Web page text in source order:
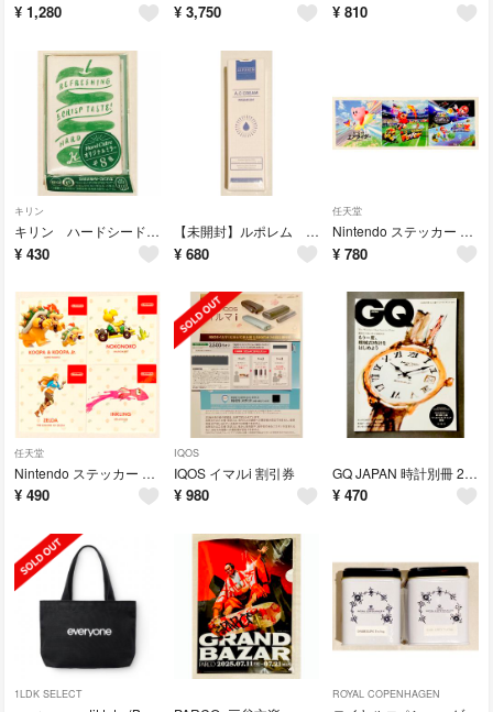
¥ 1,280 ¥ 3,750 ¥ 810
キリン
キリン ハードシードル オリジナルステンレスミラー
¥ 430
【未開封】ルポレム A.Cクリーム プレミアム
¥ 680
任天堂
Nintendo ステッカー 3枚
¥ 780
任天堂
Nintendo ステッカー 4枚
¥ 490
IQOS
IQOS イマルi 割引券
¥ 980
GQ JAPAN 時計別冊 2015
¥ 470
1LDK SELECT ROYAL COPENHAGEN